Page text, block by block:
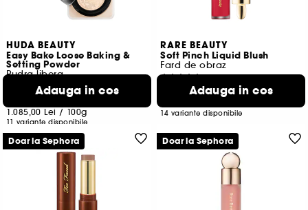
HUDA BEAUTY
Easy Bake Loose Baking &
Setting Powder
Pudra libera
1.085,00 Lei / 100g
11 variante disponibile
Adauga in cos
RARE BEAUTY
Soft Pinch Liquid Blush
Fard de obraz
3272
153,00 Lei
14 variante disponibile
Adauga in cos
Doar la Sephora Doar la Sephora